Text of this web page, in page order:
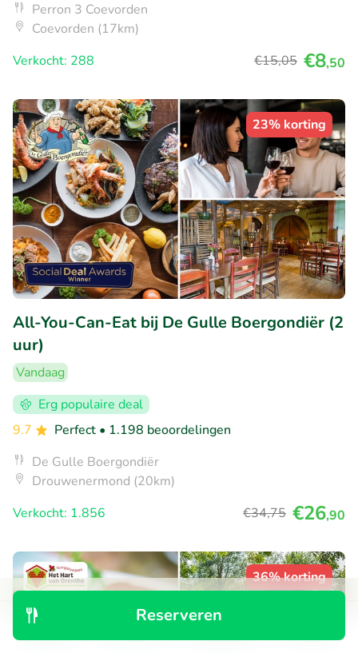
Reserveren
Perron 3 Coevorden
Coevorden (17km)
Verkocht: 288
€15,05 €8,50
23% korting
All-You-Can-Eat bij De Gulle Boergondiër (2
uur)
Vandaag
Erg populaire deal
9.7
Perfect • 1.198 beoordelingen
De Gulle Boergondiër
Drouwenermond (20km)
Verkocht: 1.856
€34,75 €26,90
36% korting